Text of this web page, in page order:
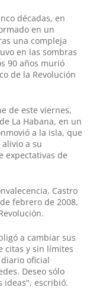
décadas, en
en un
una compleja
en las sombras
90 años murió
de la Revolución
de este viernes,
La Habana, en un
a la isla, que
a su
expectativas de
Castro
febrero de 2008,
a cambiar sus
citas y sin límites
oficial
Deseo sólo
ideas", escribió.